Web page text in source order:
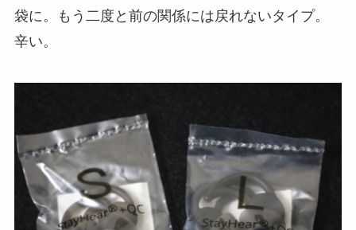
袋に。もう二度と前の関係には戻れないタイプ。
辛い。